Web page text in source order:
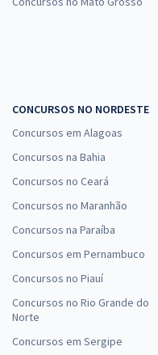
CONCURSOS NO NORDESTE
Concursos em Alagoas
Concursos na Bahia
Concursos no Ceará
Concursos no Maranhão
Concursos na Paraíba
Concursos em Pernambuco
Concursos no Piauí
Concursos no Rio Grande do
Norte
Concursos em Sergipe